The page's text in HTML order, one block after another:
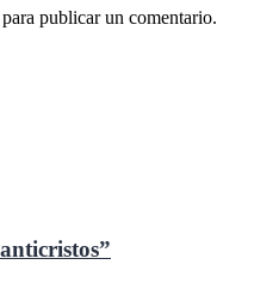
para publicar un comentario.